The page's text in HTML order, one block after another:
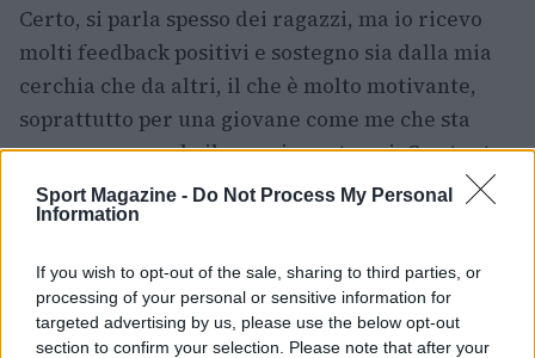
Sport Magazine - Do Not Process My Personal
Information
If you wish to opt-out of the sale, sharing to third parties, or
processing of your personal or sensitive information for
targeted advertising by us, please use the below opt-out
section to confirm your selection. Please note that after your
Certo, si parla spesso dei ragazzi, ma io ricevo
molti feedback positivi e sostegno sia dalla mia
cerchia che da altri, il che è molto motivante,
soprattutto per una giovane come me che sta
ancora scoprendo il proprio posto qui. Con tanta
energia e voglia di proseguire!
subito un’importante lesione al menisco. Infatti,
ho avuto sfortuna con infortuni. Ho avuto la
lesione al menisco che mi ha costretto a